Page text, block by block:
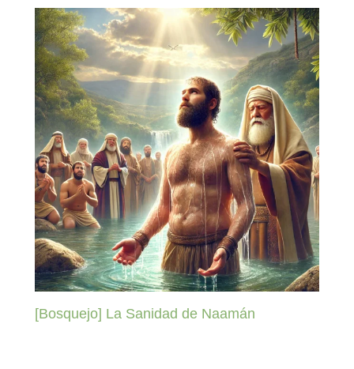
[Bosquejo] La Sanidad de Naamán